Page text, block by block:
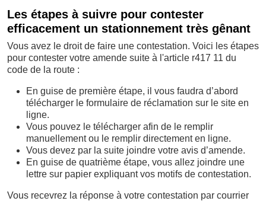
Les étapes à suivre pour contester
efficacement un stationnement très gênant
Vous avez le droit de faire une contestation. Voici les étapes
pour contester votre amende suite à l'article r417 11 du
code de la route :
En guise de première étape, il vous faudra d’abord
télécharger le formulaire de réclamation sur le site en
ligne.
Vous pouvez le télécharger afin de le remplir
manuellement ou le remplir directement en ligne.
Vous devez par la suite joindre votre avis d’amende.
En guise de quatrième étape, vous allez joindre une
lettre sur papier expliquant vos motifs de contestation.
Vous recevrez la réponse à votre contestation par courrier